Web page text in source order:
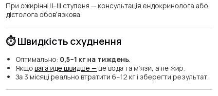
При ожирінні ІІ–ІІІ ступеня — консультація ендокринолога або
дієтолога обов’язкова.
⏱️ Швидкість схуднення
Оптимально: 0,5–1 кг на тиждень
Якщо вага йде швидше — це вода та м’язи, а не жир.
За 3 місяці реально втратити 6–12 кг і зберегти результат.